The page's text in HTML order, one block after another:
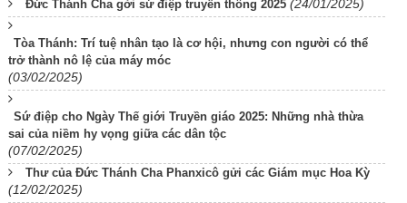
Đức Thánh Cha gởi sứ điệp truyền thông 2025 (24/01/2025)
Tòa Thánh: Trí tuệ nhân tạo là cơ hội, nhưng con người có thể
trở thành nô lệ của máy móc
(03/02/2025)
Sứ điệp cho Ngày Thế giới Truyền giáo 2025: Những nhà thừa
sai của niềm hy vọng giữa các dân tộc
(07/02/2025)
Thư của Đức Thánh Cha Phanxicô gửi các Giám mục Hoa Kỳ
(12/02/2025)